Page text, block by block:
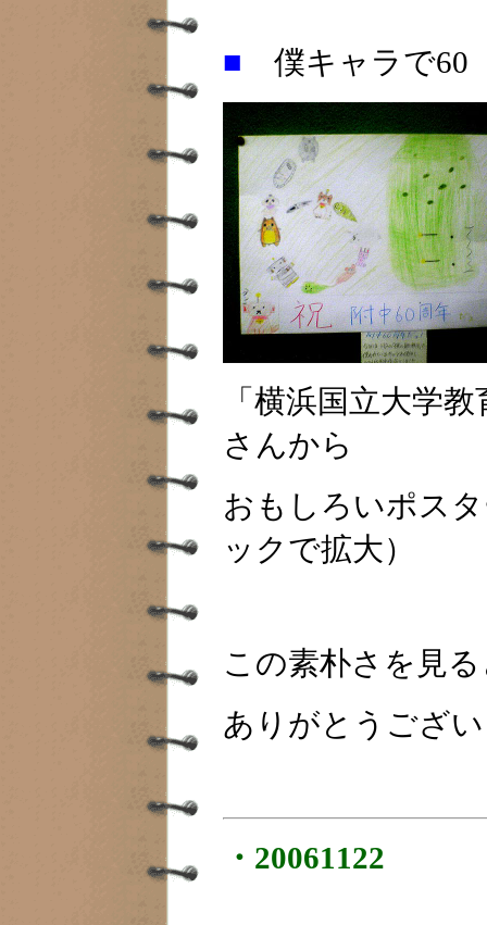
■ 僕キャラで
「横浜国立大学
さんから
おもしろいポス
ックで拡大）
この素朴さを見
ありがとうござ
・20061122